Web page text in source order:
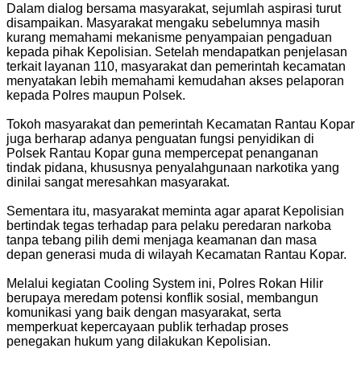
Dalam dialog bersama masyarakat, sejumlah aspirasi turut
disampaikan. Masyarakat mengaku sebelumnya masih
kurang memahami mekanisme penyampaian pengaduan
kepada pihak Kepolisian. Setelah mendapatkan penjelasan
terkait layanan 110, masyarakat dan pemerintah kecamatan
menyatakan lebih memahami kemudahan akses pelaporan
kepada Polres maupun Polsek.
Tokoh masyarakat dan pemerintah Kecamatan Rantau Kopar
juga berharap adanya penguatan fungsi penyidikan di
Polsek Rantau Kopar guna mempercepat penanganan
tindak pidana, khususnya penyalahgunaan narkotika yang
dinilai sangat meresahkan masyarakat.
Sementara itu, masyarakat meminta agar aparat Kepolisian
bertindak tegas terhadap para pelaku peredaran narkoba
tanpa tebang pilih demi menjaga keamanan dan masa
depan generasi muda di wilayah Kecamatan Rantau Kopar.
Melalui kegiatan Cooling System ini, Polres Rokan Hilir
berupaya meredam potensi konflik sosial, membangun
komunikasi yang baik dengan masyarakat, serta
memperkuat kepercayaan publik terhadap proses
penegakan hukum yang dilakukan Kepolisian.